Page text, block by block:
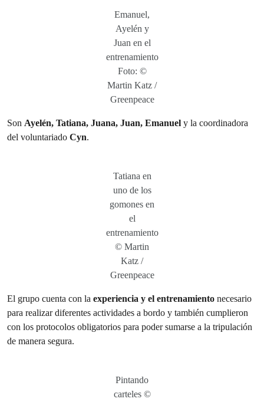
Emanuel,
Ayelén y
Juan en el
entrenamiento
Foto: ©
Martin Katz /
Greenpeace
Son Ayelén, Tatiana, Juana, Juan, Emanuel y la coordinadora
del voluntariado Cyn.
Tatiana en
uno de los
gomones en
el
entrenamiento
© Martin
Katz /
Greenpeace
El grupo cuenta con la experiencia y el entrenamiento necesario
para realizar diferentes actividades a bordo y también cumplieron
con los protocolos obligatorios para poder sumarse a la tripulación
de manera segura.
Pintando
carteles ©